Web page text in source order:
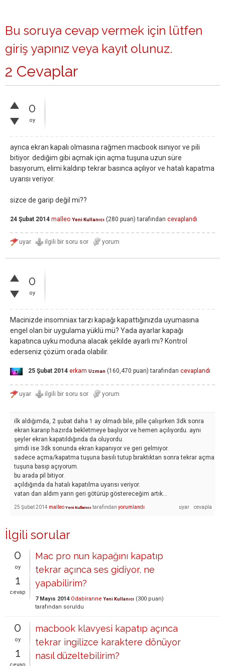
Bu soruya cevap vermek için lütfen
giriş yapınız veya kayıt olunuz.
2 Cevaplar
0
oy
ayrıca ekran kapalı olmasına rağmen macbook ısınıyor ve pili
bitiyor. dediğim gibi açmak için açma tuşuna uzun süre
basıyorum, elimi kaldırıp tekrar basınca açılıyor ve hatalı kapatma
uyarısı veriyor.
sizce de garip değil mi??
24 Şubat 2014 malleo Yeni Kullanıcı (280 puan) tarafından cevaplandı
0
oy
Macinizde insomniax tarzı kapağı kapattığınızda uyumasına
engel olan bir uygulama yüklü mü? Yada ayarlar kapağı
kapatınca uyku moduna alacak şekilde ayarlı mı? Kontrol
ederseniz çözüm orada olabilir.
25 Şubat 2014 erkam Uzman (160,470 puan) tarafından cevaplandı
ilk aldığımda, 2 şubat daha 1 ay olmadı bile, pille çalışırken 3dk sonra
ekran kararıp hazırda bekletmeye başlıyor ve hemen açılıyordu. aynı
şeyler ekran kapatıldığında da oluyordu.
şimdi ise 3dk sonunda ekran kapanıyor ve geri gelmiyor.
sadece açma/kapatma tuşuna basılı tutup bıraktıktan sonra tekrar açma
tuşuna basıp açıyorum.
bu arada pil bitiyor.
açıldığında da hatalı kapatılma uyarısı veriyor.
vatan dan aldım yarın geri götürüp göstereceğim artık...
25 Şubat 2014 malleo Yeni Kullanıcı tarafından yorumlandı
İlgili sorular
0
oy
1
cevap
Mac pro nun kapağını kapatıp
tekrar açınca ses gidiyor, ne
yapabilirim?
7 Mayıs 2014 Odabiranne Yeni Kullanıcı (300 puan)
tarafından soruldu
0
oy
1
cevap
macbook klavyesi kapatıp açınca
tekrar ingilizce karaktere dönüyor
nasıl düzeltebilirim?